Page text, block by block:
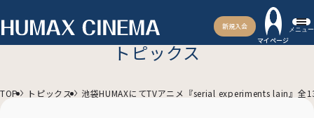
新規入会
マイページ
メニュー
トピックス
TOP トピックス 池袋HUMAXにてTVアニメ『serial experiments lain』